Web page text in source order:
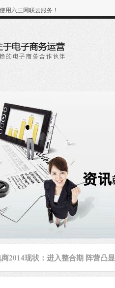
用六三网联云服务！
商2014现状：进入整合期 阵营凸显